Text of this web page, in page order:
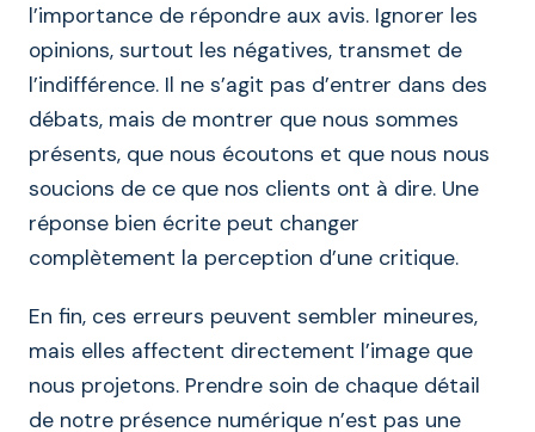
l’importance de répondre aux avis. Ignorer les
opinions, surtout les négatives, transmet de
l’indifférence. Il ne s’agit pas d’entrer dans des
débats, mais de montrer que nous sommes
présents, que nous écoutons et que nous nous
soucions de ce que nos clients ont à dire. Une
réponse bien écrite peut changer
complètement la perception d’une critique.
En fin, ces erreurs peuvent sembler mineures,
mais elles affectent directement l’image que
nous projetons. Prendre soin de chaque détail
de notre présence numérique n’est pas une